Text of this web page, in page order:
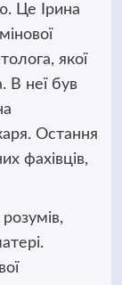
Це Ірина
якої
В неї був
Остання
фахівців,